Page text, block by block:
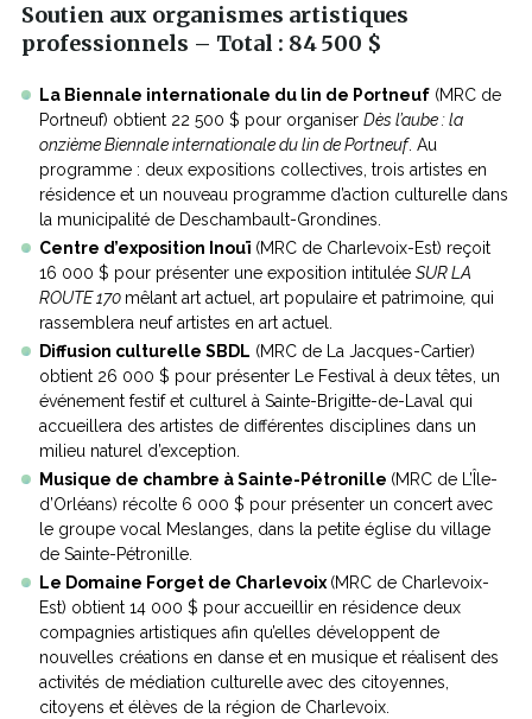
Soutien aux organismes artistiques
professionnels – Total : 84 500 $
La Biennale internationale du lin de Portneuf (MRC de
Portneuf) obtient 22 500 $ pour organiser Dès l’aube : la
onzième Biennale internationale du lin de Portneuf. Au
programme : deux expositions collectives, trois artistes en
résidence et un nouveau programme d’action culturelle dans
la municipalité de Deschambault-Grondines.
Centre d’exposition Inouï (MRC de Charlevoix-Est) reçoit
16 000 $ pour présenter une exposition intitulée SUR LA
ROUTE 170 mêlant art actuel, art populaire et patrimoine, qui
rassemblera neuf artistes en art actuel.
Diffusion culturelle SBDL (MRC de La Jacques-Cartier)
obtient 26 000 $ pour présenter Le Festival à deux têtes, un
événement festif et culturel à Sainte-Brigitte-de-Laval qui
accueillera des artistes de différentes disciplines dans un
milieu naturel d’exception.
Musique de chambre à Sainte-Pétronille (MRC de L’Île-
d’Orléans) récolte 6 000 $ pour présenter un concert avec
le groupe vocal Meslanges, dans la petite église du village
de Sainte-Pétronille.
Le Domaine Forget de Charlevoix(MRC de Charlevoix-
Est) obtient 14 000 $ pour accueillir en résidence deux
compagnies artistiques afin qu’elles développent de
nouvelles créations en danse et en musique et réalisent des
activités de médiation culturelle avec des citoyennes,
citoyens et élèves de la région de Charlevoix.